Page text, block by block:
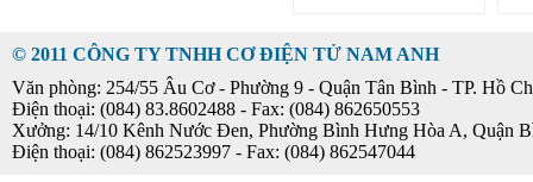
© 2011 CÔNG TY TNHH CƠ ĐIỆN TỬ NAM ANH
Văn phòng: 254/55 Âu Cơ - Phường 9 - Quận Tân Bình - TP. Hồ
Điện thoại: (084) 83.8602488 - Fax: (084) 862650553
Xưởng: 14/10 Kênh Nước Đen, Phường Bình Hưng Hòa A, Quận
Điện thoại: (084) 862523997 - Fax: (084) 862547044